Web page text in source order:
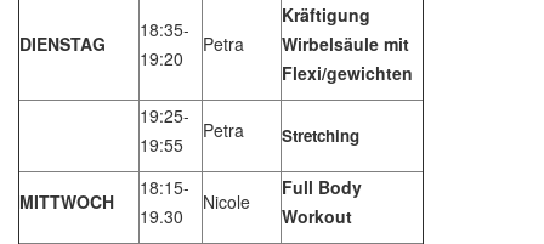
DIENSTAG
18:35-
19:20
Petra
Kräftigung
Wirbelsäule mit
Flexi/gewichten
19:25-
19:55
Petra Stretching
MITTWOCH
18:15-
19.30
Nicole
Full Body
Workout